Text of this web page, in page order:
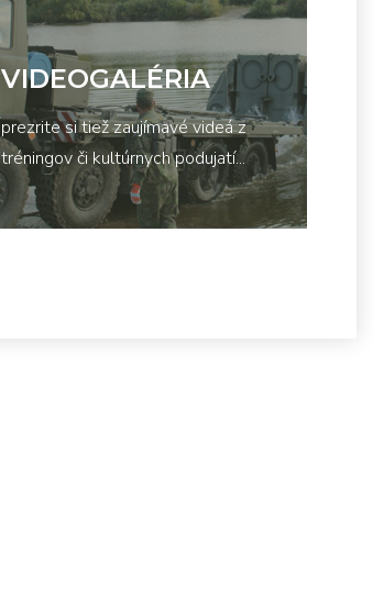
VIDEOGALÉRIA
prezrite si tiež zaujímavé videá z
tréningov či kultúrnych podujatí...